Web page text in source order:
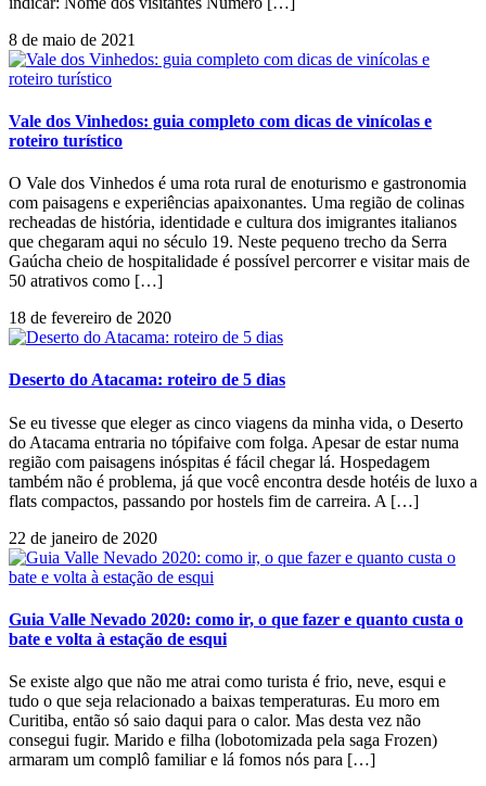
8 de maio de 2021
Vale dos Vinhedos: guia completo com dicas de vinícolas e
roteiro turístico
O Vale dos Vinhedos é uma rota rural de enoturismo e gastronomia
com paisagens e experiências apaixonantes. Uma região de colinas
recheadas de história, identidade e cultura dos imigrantes italianos
que chegaram aqui no século 19. Neste pequeno trecho da Serra
Gaúcha cheio de hospitalidade é possível percorrer e visitar mais de
50 atrativos como […]
18 de fevereiro de 2020
Deserto do Atacama: roteiro de 5 dias
Se eu tivesse que eleger as cinco viagens da minha vida, o Deserto
do Atacama entraria no tópifaive com folga. Apesar de estar numa
região com paisagens inóspitas é fácil chegar lá. Hospedagem
também não é problema, já que você encontra desde hotéis de luxo a
flats compactos, passando por hostels fim de carreira. A […]
22 de janeiro de 2020
Guia Valle Nevado 2020: como ir, o que fazer e quanto custa o
bate e volta à estação de esqui
Se existe algo que não me atrai como turista é frio, neve, esqui e
tudo o que seja relacionado a baixas temperaturas. Eu moro em
Curitiba, então só saio daqui para o calor. Mas desta vez não
consegui fugir. Marido e filha (lobotomizada pela saga Frozen)
armaram um complô familiar e lá fomos nós para […]